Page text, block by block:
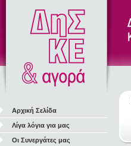
Αρχική Σελίδα
Λίγα λόγια για μας
Οι Συνεργάτες μας